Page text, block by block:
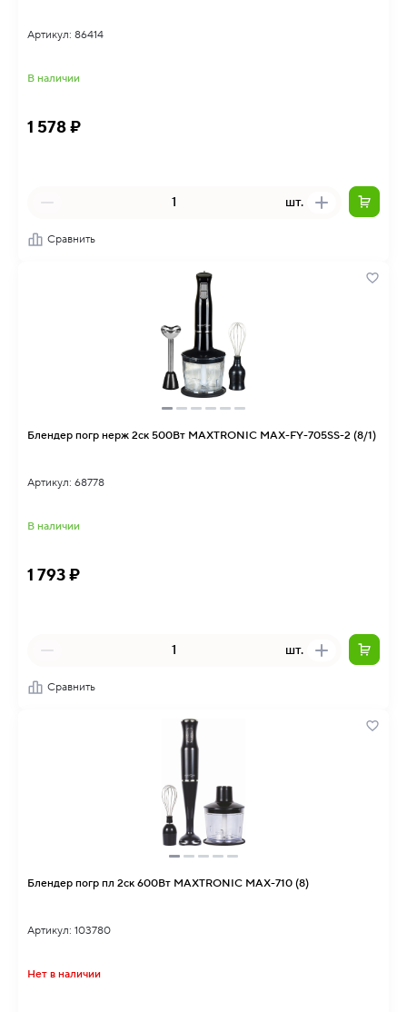
Артикул: 86414
В наличии
1 578 ₽
шт.
Сравнить
Блендер погр нерж 2ск 500Вт MAXTRONIC MAX-FY-705SS-2 (8/1)
Артикул: 68778
В наличии
1 793 ₽
шт.
Сравнить
Блендер погр пл 2ск 600Вт MAXTRONIC MAX-710 (8)
Артикул: 103780
Нет в наличии